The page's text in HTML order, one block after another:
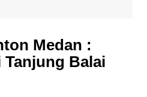
Medan :
Tanjung Balai